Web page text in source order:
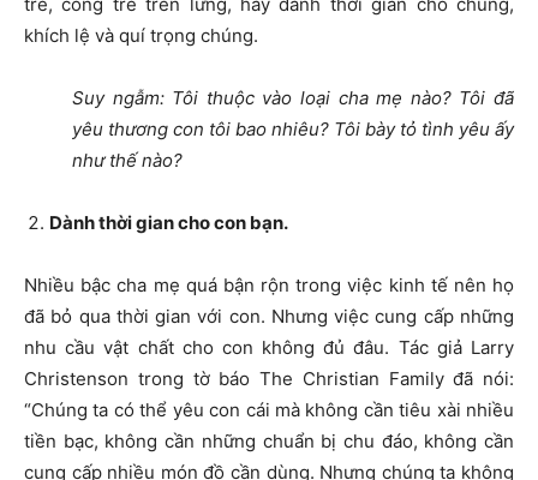
khích lệ và quí trọng chúng.
Suy ngẫm: Tôi thuộc vào loại cha mẹ nào? Tôi đã
yêu thương con tôi bao nhiêu? Tôi bày tỏ tình yêu ấy
như thế nào?
Dành thời gian cho con bạn.
Nhiều bậc cha mẹ quá bận rộn trong việc kinh tế nên họ
đã bỏ qua thời gian với con. Nhưng việc cung cấp những
nhu cầu vật chất cho con không đủ đâu. Tác giả Larry
Christenson trong tờ báo The Christian Family đã nói:
“Chúng ta có thể yêu con cái mà không cần tiêu xài nhiều
tiền bạc, không cần những chuẩn bị chu đáo, không cần
cung cấp nhiều món đồ cần dùng. Nhưng chúng ta không